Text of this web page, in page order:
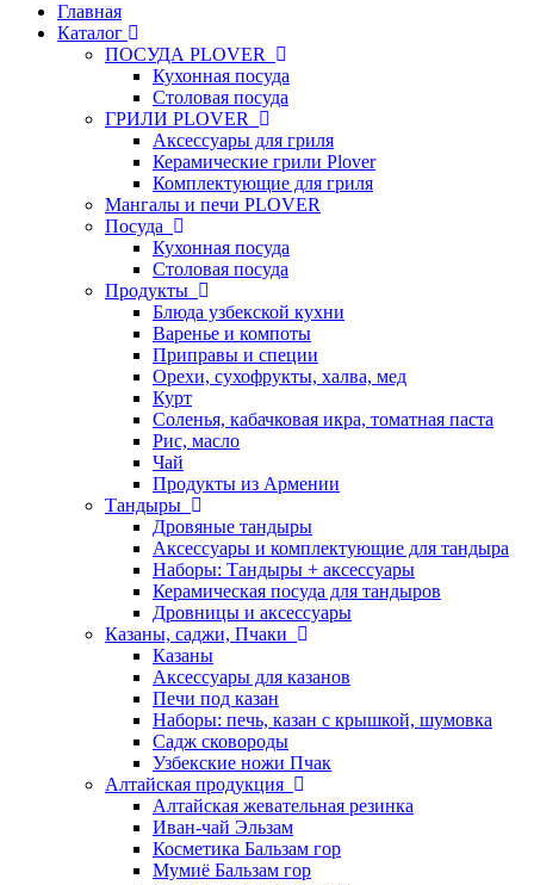
Главная
Каталог
ПОСУДА PLOVER
Кухонная посуда
Столовая посуда
ГРИЛИ PLOVER
Аксессуары для гриля
Керамические грили Plover
Комплектующие для гриля
Мангалы и печи PLOVER
Посуда
Кухонная посуда
Столовая посуда
Продукты
Блюда узбекской кухни
Варенье и компоты
Приправы и специи
Орехи, сухофрукты, халва, мед
Курт
Соленья, кабачковая икра, томатная паста
Рис, масло
Чай
Продукты из Армении
Тандыры
Дровяные тандыры
Аксессуары и комплектующие для тандыра
Наборы: Тандыры + аксессуары
Керамическая посуда для тандыров
Дровницы и аксессуары
Казаны, саджи, Пчаки
Казаны
Аксессуары для казанов
Печи под казан
Наборы: печь, казан с крышкой, шумовка
Садж сковороды
Узбекские ножи Пчак
Алтайская продукция
Алтайская жевательная резинка
Иван-чай Эльзам
Косметика Бальзам гор
Мумиё Бальзам гор